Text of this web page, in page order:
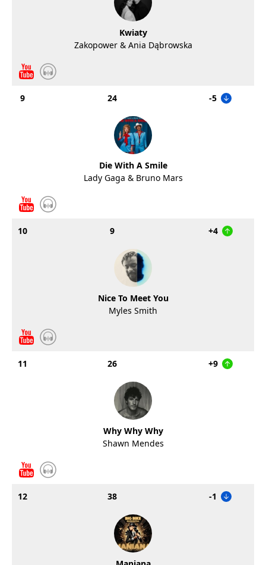
Kwiaty
Zakopower & Ania Dąbrowska
9 24 -5
Die With A Smile
Lady Gaga & Bruno Mars
10 9 +4
Nice To Meet You
Myles Smith
11 26 +9
Why Why Why
Shawn Mendes
12 38 -1